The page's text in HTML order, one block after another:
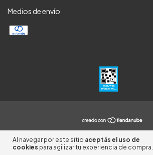
Al navegar por este sitio aceptás el uso de
cookies para agilizar tu experiencia de compra.
Medios de envío